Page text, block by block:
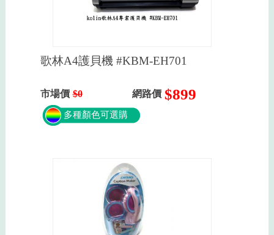
歌林A4護貝機 #KBM-EH701
市場價 $0 網路價 $899
多種顏色可選購